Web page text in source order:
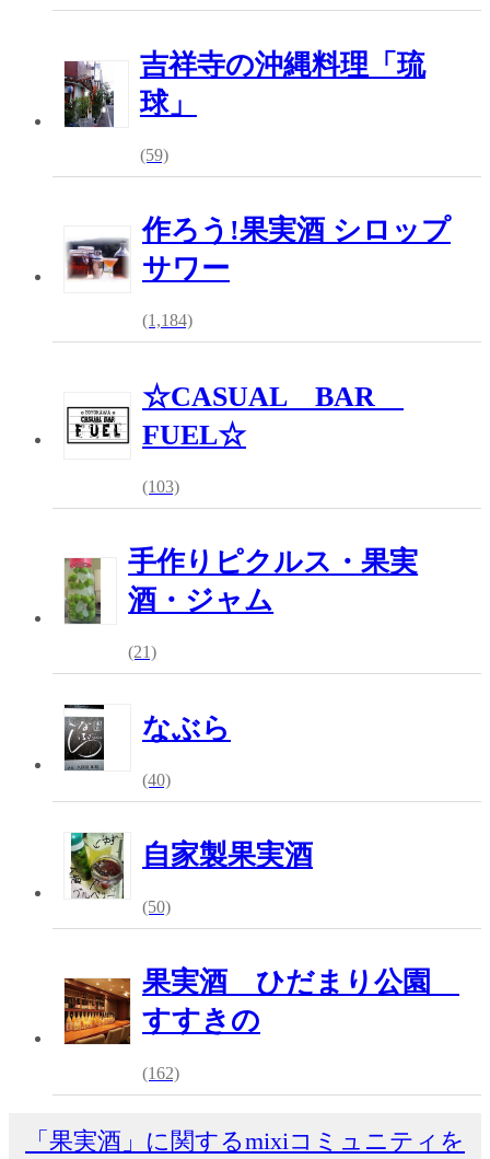
吉祥寺の沖縄料理「琉
球」
(59)
作ろう!果実酒 シロップ
サワー
(1,184)
☆CASUAL BAR
FUEL☆
(103)
手作りピクルス・果実
酒・ジャム
(21)
なぶら
(40)
自家製果実酒
(50)
果実酒 ひだまり公園
すすきの
(162)
「果実酒」に関するmixiコミュニティを